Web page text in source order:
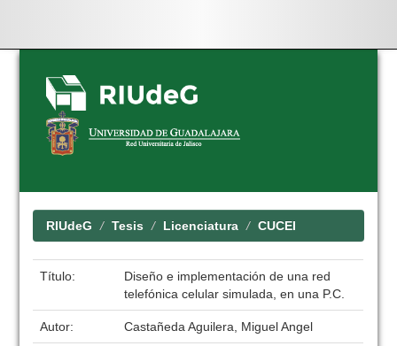
Skip
navigation
RIUdeG Tesis Licenciatura CUCEI
Título:
Diseño e implementación de una red
telefónica celular simulada, en una P.C.
Autor: Castañeda Aguilera, Miguel Angel